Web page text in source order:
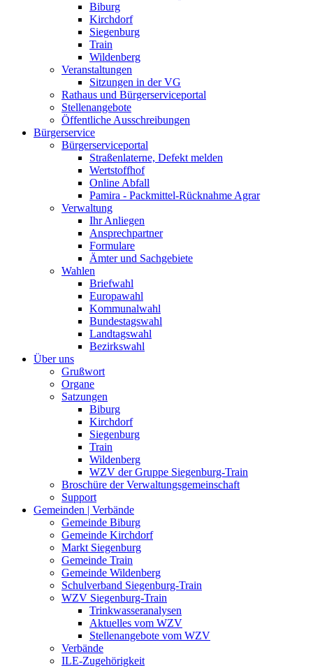
Biburg
Kirchdorf
Siegenburg
Train
Wildenberg
Veranstaltungen
Sitzungen in der VG
Rathaus und Bürgerserviceportal
Stellenangebote
Öffentliche Ausschreibungen
Bürgerservice
Bürgerserviceportal
Straßenlaterne, Defekt melden
Wertstoffhof
Online Abfall
Pamira - Packmittel-Rücknahme Agrar
Verwaltung
Ihr Anliegen
Ansprechpartner
Formulare
Ämter und Sachgebiete
Wahlen
Briefwahl
Europawahl
Kommunalwahl
Bundestagswahl
Landtagswahl
Bezirkswahl
Über uns
Grußwort
Organe
Satzungen
Biburg
Kirchdorf
Siegenburg
Train
Wildenberg
WZV der Gruppe Siegenburg-Train
Broschüre der Verwaltungsgemeinschaft
Support
Gemeinden | Verbände
Gemeinde Biburg
Gemeinde Kirchdorf
Markt Siegenburg
Gemeinde Train
Gemeinde Wildenberg
Schulverband Siegenburg-Train
WZV Siegenburg-Train
Trinkwasseranalysen
Aktuelles vom WZV
Stellenangebote vom WZV
Verbände
ILE-Zugehörigkeit